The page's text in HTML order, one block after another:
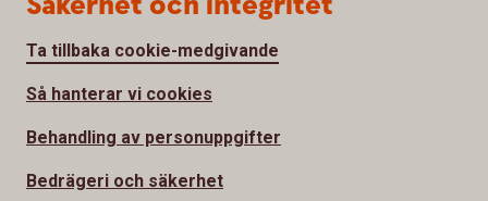
Ta tillbaka cookie-medgivande
Så hanterar vi cookies
Behandling av personuppgifter
Bedrägeri och säkerhet